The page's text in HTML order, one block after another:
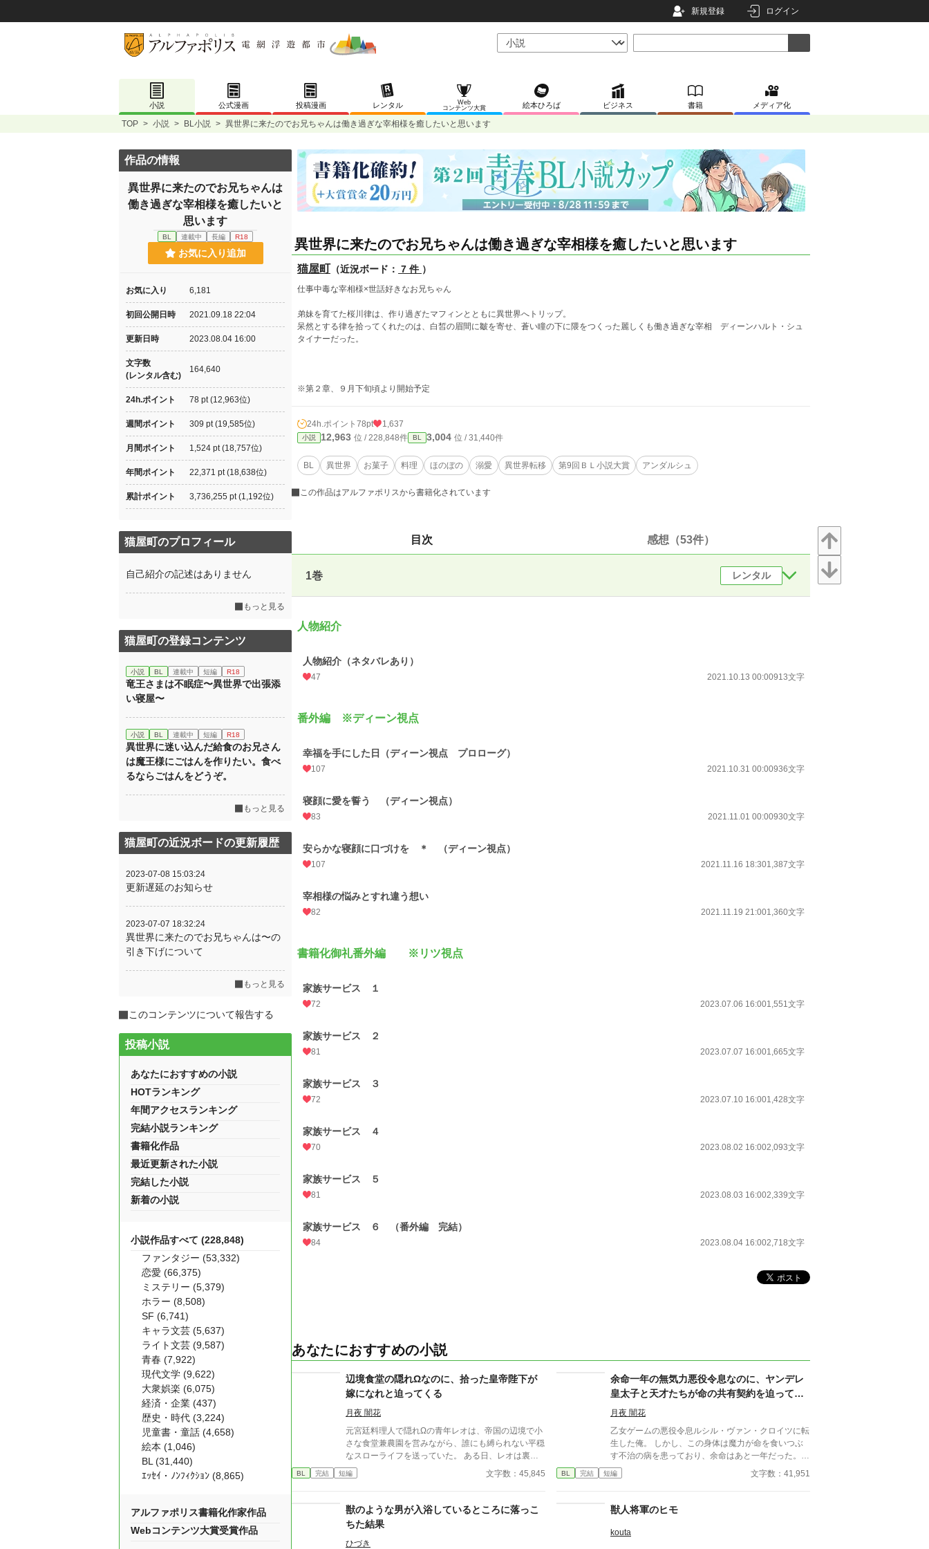
新規登録 ログイン
小説 公式漫画 投稿漫画 レンタル
Web
コンテンツ大賞
絵本ひろば ビジネス 書籍 メディア化
TOP > 小説 > BL小説 > 異世界に来たのでお兄ちゃんは働き過ぎな宰相様を癒したいと思います
異世界に来たのでお兄ちゃんは働き過ぎな宰相様を癒したいと思います
猫屋町 （近況ボード： 7 件 ）
仕事中毒な宰相様×世話好きなお兄ちゃん
弟妹を育てた桜川律は、作り過ぎたマフィンとともに異世界へトリップ。
呆然とする律を拾ってくれたのは、白皙の眉間に皺を寄せ、蒼い瞳の下に隈をつくった麗しくも働き過ぎな宰相 ディーンハルト・シュ
タイナーだった。
※第２章、９月下旬頃より開始予定
24h.ポイント 78pt 1,637
小説 12,963 位 / 228,848件 BL 3,004 位 / 31,440件
BL 異世界 お菓子 料理 ほのぼの 溺愛 異世界転移 第9回ＢＬ小説大賞 アンダルシュ
この作品はアルファポリスから書籍化されています
目次 感想（53件）
1巻 レンタル
人物紹介
人物紹介（ネタバレあり）
47 2021.10.13 00:00913文字
番外編 ※ディーン視点
幸福を手にした日（ディーン視点 プロローグ）
107 2021.10.31 00:00936文字
寝顔に愛を誓う （ディーン視点）
83 2021.11.01 00:00930文字
安らかな寝顔に口づけを ＊ （ディーン視点）
107 2021.11.16 18:301,387文字
宰相様の悩みとすれ違う想い
82 2021.11.19 21:001,360文字
書籍化御礼番外編 ※リツ視点
家族サービス １
72 2023.07.06 16:001,551文字
家族サービス ２
81 2023.07.07 16:001,665文字
家族サービス ３
72 2023.07.10 16:001,428文字
家族サービス ４
70 2023.08.02 16:002,093文字
家族サービス ５
81 2023.08.03 16:002,339文字
家族サービス ６ （番外編 完結）
84 2023.08.04 16:002,718文字
あなたにおすすめの小説
辺境食堂の隠れΩなのに、拾った皇帝陛下が
嫁になれと迫ってくる
月夜 闇花
元宮廷料理人で隠れΩの青年レオは、帝国の辺境で小
さな食堂兼農園を営みながら、誰にも縛られない平穏
なスローライフを送っていた。 ある日、レオは裏庭
の不思議な洞窟で、血まみれになって倒れていた大柄
な青年アレクを拾う。 彼の正体は、お忍びで辺境を
オの家に居候することになったアレクは、レオの作る
絶品の手料理と、彼から漂う穏やかな香りに冷え切っ
た心を溶かされていく。 一緒に土を耕し、美味しい
ご飯を分け合ううちに、相反するはずの二人のフェロ
BL 完結 短編 文字数：45,845
余命一年の無気力悪役令息なのに、ヤンデレ
皇太子と天才たちが命の共有契約を迫ってく
る
月夜 闇花
乙女ゲームの悪役令息ルシル・ヴァン・クロイツに転
生した俺。 しかし、この身体は魔力が命を食いつぶ
す不治の病を患っており、余命はあと一年だった。
どうせ死ぬなら、シナリオの破滅フラグを回避し、誰
の記憶にも残らず静かに消え去りたい。 そう願って
が、それがすべての狂気の始まりだった。 「君の手
破棄は認めない」 何も望まず、ただ消えようとする
BL 完結 短編 文字数：41,951
獣のような男が入浴しているところに落っこ
ちた結果
ひづき
獣人将軍のヒモ
kouta
作品の情報
異世界に来たのでお兄ちゃんは
働き過ぎな宰相様を癒したいと
思います
BL 連載中 長編 R18
お気に入り追加
お気に入り 6,181
初回公開日時 2021.09.18 22:04
更新日時 2023.08.04 16:00
文字数
(レンタル含む)
164,640
24h.ポイント 78 pt (12,963位)
週間ポイント 309 pt (19,585位)
月間ポイント 1,524 pt (18,757位)
年間ポイント 22,371 pt (18,638位)
累計ポイント 3,736,255 pt (1,192位)
猫屋町のプロフィール
自己紹介の記述はありません
もっと見る
猫屋町の登録コンテンツ
小説 BL 連載中 短編 R18
竜王さまは不眠症〜異世界で出張添
い寝屋〜
小説 BL 連載中 短編 R18
異世界に迷い込んだ給食のお兄さん
は魔王様にごはんを作りたい。食べ
るならごはんをどうぞ。
もっと見る
猫屋町の近況ボードの更新履歴
2023-07-08 15:03:24
更新遅延のお知らせ
2023-07-07 18:32:24
異世界に来たのでお兄ちゃんは〜の
引き下げについて
もっと見る
このコンテンツについて報告する
投稿小説
あなたにおすすめの小説
HOTランキング
年間アクセスランキング
完結小説ランキング
書籍化作品
最近更新された小説
完結した小説
新着の小説
小説作品すべて (228,848)
ファンタジー (53,332)
恋愛 (66,375)
ミステリー (5,379)
ホラー (8,508)
SF (6,741)
キャラ文芸 (5,637)
ライト文芸 (9,587)
青春 (7,922)
現代文学 (9,622)
大衆娯楽 (6,075)
経済・企業 (437)
歴史・時代 (3,224)
児童書・童話 (4,658)
絵本 (1,046)
BL (31,440)
ｴｯｾｲ・ﾉﾝﾌｨｸｼｮﾝ (8,865)
アルファポリス書籍化作家作品
Webコンテンツ大賞受賞作品